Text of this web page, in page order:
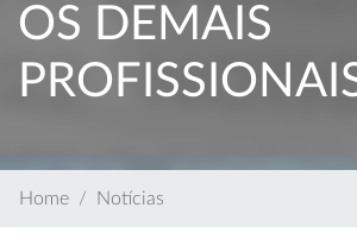
OS DEMAIS
Home Notícias